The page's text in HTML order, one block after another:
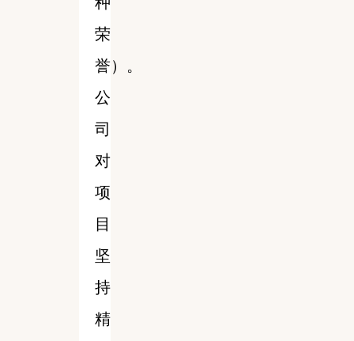
荣
誉）。
公
司
对
项
目
坚
持
精